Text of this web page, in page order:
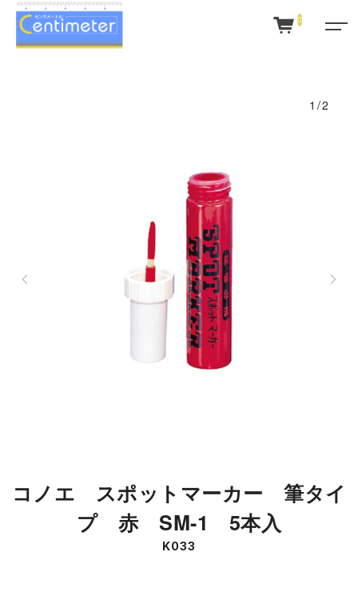
0
1/2
コノエ スポットマーカー 筆タイ
プ 赤 SM-1 5本入
K033